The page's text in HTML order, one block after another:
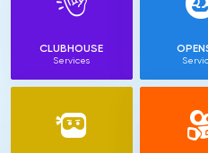
CLUBHOUSE
Services